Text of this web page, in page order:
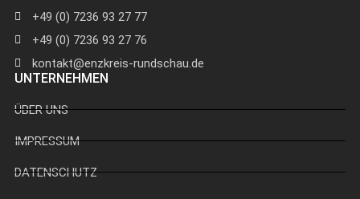
+49 (0) 7236 93 27 77
+49 (0) 7236 93 27 76
kontakt@enzkreis-rundschau.de
UNTERNEHMEN
ÜBER UNS
IMPRESSUM
DATENSCHUTZ